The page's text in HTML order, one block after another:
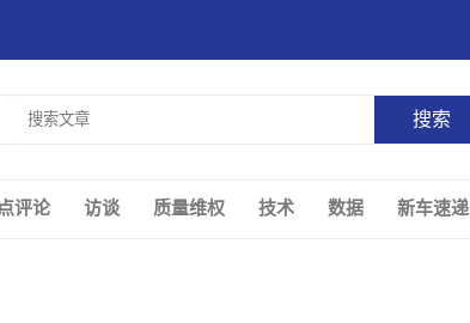
评论 访谈 质量维权 技术 数据 新车速递